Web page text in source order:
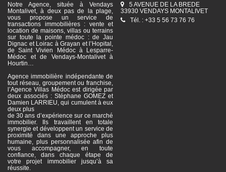
Notre Agence, située à Vendays
Montalivet, à deux pas de la plage,
vous propose un service de
transactions immobilières : vente et
location de maisons, villas ou terrains
sur toute la pointe médoc : de Jau
Dignac et Loirac à Grayan et l’Hopital,
de Saint Vivien Médoc à Lesparre-
Médoc et de Vendays-Montalivet à
Hourtin…
Agence immobilière indépendante de
tout réseau, groupement ou franchise,
l’Agence Villas Médoc est dirigée par
deux associés : Stéphane GOMEZ et
Damien LARRIEU, qui cumulent à eux
deux plus
de 30 ans d’expérience sur ce marché
immobilier. Ils travaillent en totale
synergie et développent un service de
proximité dans une approche plus
humaine, plus personnalisée afin de
vous accompagner, en toute
confiance, dans chaque étape de
votre projet immobilier jusqu’à sa
réussite.
5 AVENUE DE LA BREDE
33930 VENDAYS MONTALIVET
Tél. : +33 5 56 73 76 76